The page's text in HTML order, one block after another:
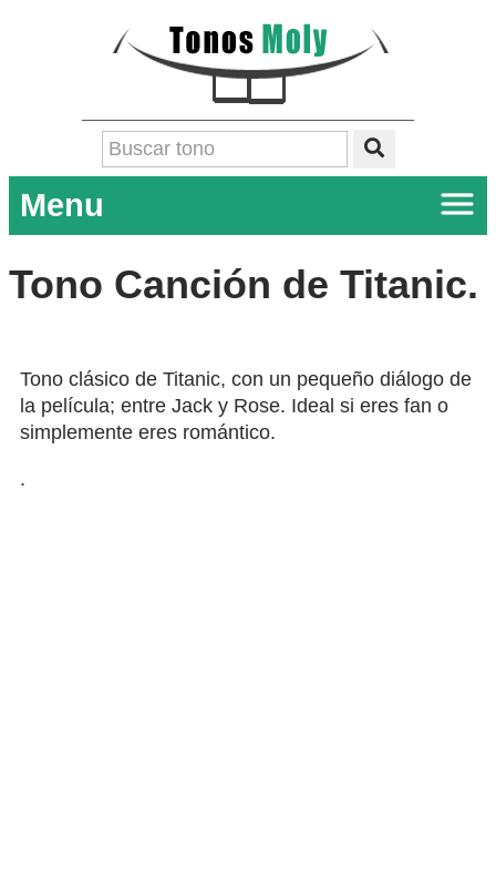
Menu
Tono Canción de Titanic.
Tono clásico de Titanic, con un pequeño diálogo de
la película; entre Jack y Rose. Ideal si eres fan o
simplemente eres romántico.
.